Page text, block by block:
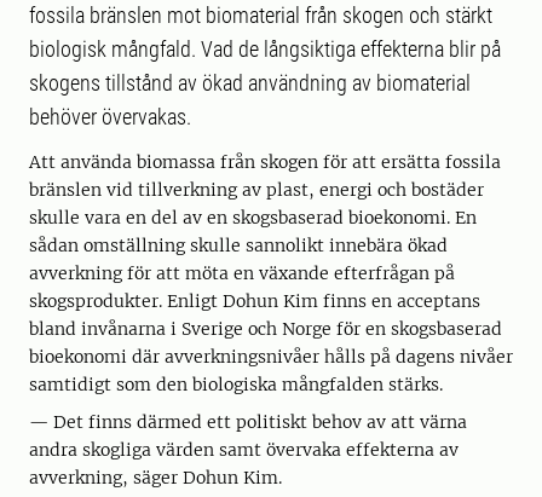
fossila bränslen mot biomaterial från skogen och stärkt
biologisk mångfald. Vad de långsiktiga effekterna blir på
skogens tillstånd av ökad användning av biomaterial
behöver övervakas.
Att använda biomassa från skogen för att ersätta fossila
bränslen vid tillverkning av plast, energi och bostäder
skulle vara en del av en skogsbaserad bioekonomi. En
sådan omställning skulle sannolikt innebära ökad
avverkning för att möta en växande efterfrågan på
skogsprodukter. Enligt Dohun Kim finns en acceptans
bland invånarna i Sverige och Norge för en skogsbaserad
bioekonomi där avverkningsnivåer hålls på dagens nivåer
samtidigt som den biologiska mångfalden stärks.
— Det finns därmed ett politiskt behov av att värna
andra skogliga värden samt övervaka effekterna av
avverkning, säger Dohun Kim.